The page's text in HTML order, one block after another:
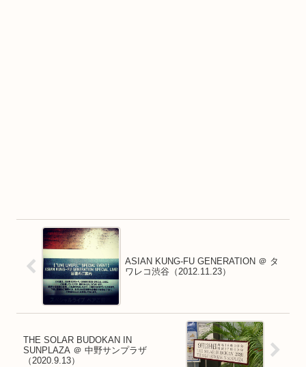
ASIAN KUNG-FU GENERATION ＠ タ
ワレコ渋谷（2012.11.23）
THE SOLAR BUDOKAN IN
SUNPLAZA ＠ 中野サンプラザ
（2020.9.13）